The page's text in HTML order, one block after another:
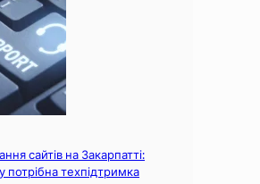
сайтів на Закарпатті:
потрібна техпідтримка